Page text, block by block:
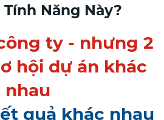
Năng Này?
ty - nhưng 2
hội dự án khác
nhau
quả khác nhau